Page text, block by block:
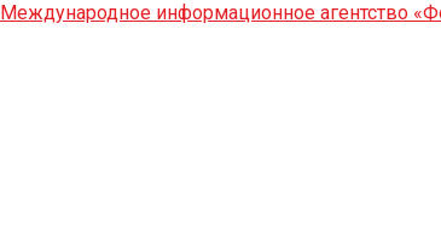
Международное информационное агентство